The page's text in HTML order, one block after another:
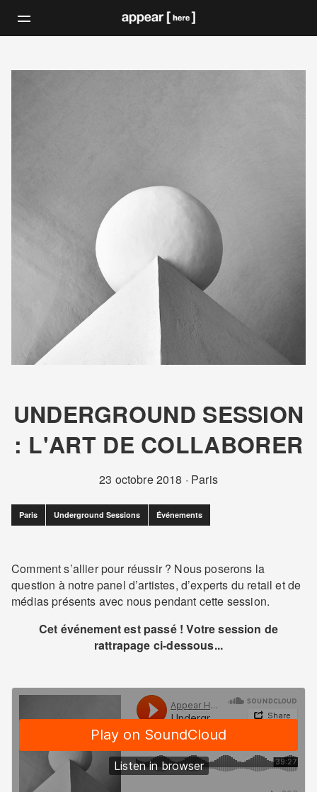
UNDERGROUND SESSION
: L'ART DE COLLABORER
23 octobre 2018 · Paris
Paris Underground Sessions Événements
Comment s’allier pour réussir ? Nous poserons la
question à notre panel d’artistes, d’experts du retail et de
médias présents avec nous pendant cette session.
Cet événement est passé ! Votre session de
rattrapage ci-dessous...